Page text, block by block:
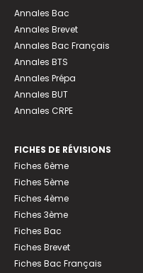
Annales Bac
Annales Brevet
Annales Bac Français
Annales BTS
Annales Prépa
Annales BUT
Annales CRPE
FICHES DE RÉVISIONS
Fiches 6ème
Fiches 5ème
Fiches 4ème
Fiches 3ème
Fiches Bac
Fiches Brevet
Fiches Bac Français